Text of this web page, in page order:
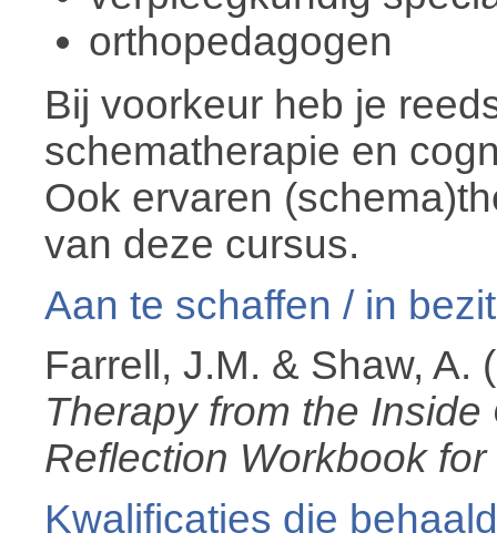
orthopedagogen
Bij voorkeur heb je
schematherapie en
Ook ervaren
van deze cursus.
Aan te schaffen / in
Farrell, J.M. & Shaw, A.
Therapy from the
Reflection Workbook
Kwalificaties die